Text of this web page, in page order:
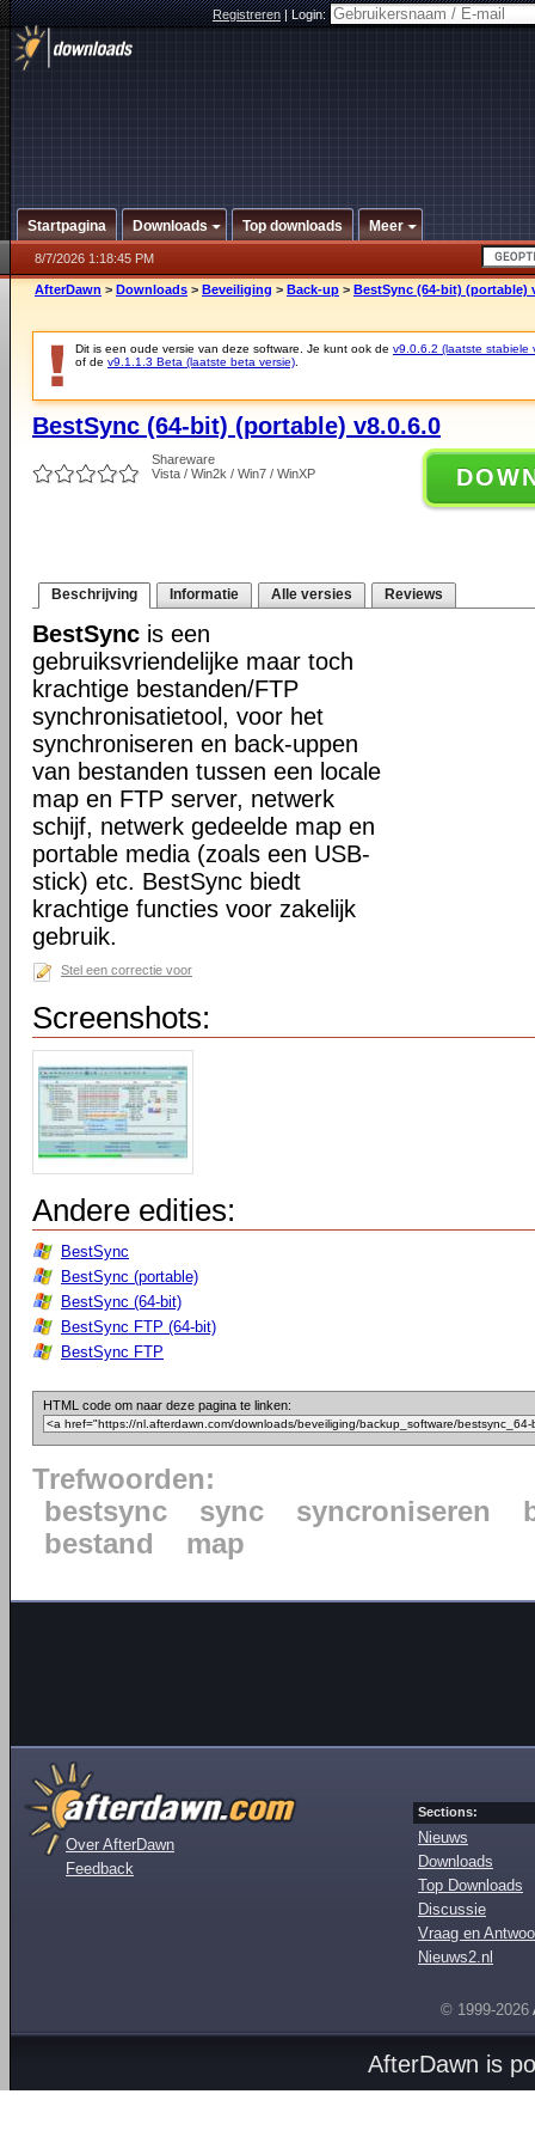
Registreren|Login:
Startpagina Downloads Top downloads Meer
8/7/2026 1:18:45 PM
AfterDawn > Downloads > Beveiliging > Back-up > BestSync (64-bit) (portable)
Dit is een oude versie van deze software. Je kunt ook de v9.0.6.2 (laatste stabiele
of de v9.1.1.3 Beta (laatste beta versie)
BestSync (64-bit) (portable) v8.0.6.0
Shareware
Vista / Win2k / Win7 / WinXP
Beschrijving Informatie Alle versies Reviews
BestSync is een
gebruiksvriendelijke maar toch
krachtige bestanden/FTP
synchronisatietool, voor het
synchroniseren en back-uppen
van bestanden tussen een locale
map en FTP server, netwerk
schijf, netwerk gedeelde map en
portable media (zoals een USB-
stick) etc. BestSync biedt
krachtige functies voor zakelijk
gebruik.
Stel een correctie voor
Screenshots:
Andere edities:
BestSync
BestSync (portable)
BestSync (64-bit)
BestSync FTP (64-bit)
BestSync FTP
HTML code om naar deze pagina te linken:
Trefwoorden:
bestsync
sync syncroniseren
bestand
map
Over AfterDawn
Feedback
Sections:
Nieuws
Downloads
Top Downloads
Discussie
Vraag en
Nieuws2.nl
© 1999-2026
AfterDawn is